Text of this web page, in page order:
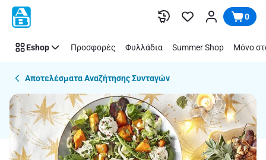
Παράλειψη
Recipe
Details
0
Eshop Προσφορές Φυλλάδια Summer Shop Μόνο
Αποτελέσματα Αναζήτησης Συνταγών